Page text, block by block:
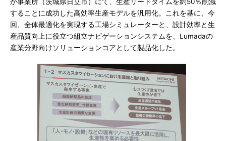
することに成功した高効率生産モデルを汎用化。これを基に、今
回、全体最適化を実現する工場シミュレーターと、設計効率と生
産品質向上に役立つ組立ナビゲーションシステムを、Lumadaの
産業分野向けソリューションコアとして製品化した。